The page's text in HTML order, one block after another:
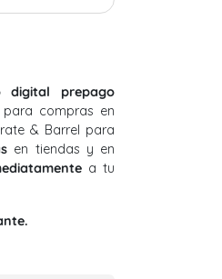
digital prepago
compras en
& Barrel para
en tiendas y en
a tu